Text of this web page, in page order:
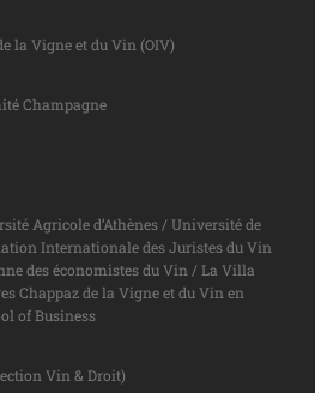
la Vigne et du Vin (OIV)
Champagne
Agricole d’Athènes / Université de
Internationale des Juristes du Vin
des économistes du Vin / La Villa
Chappaz de la Vigne et du Vin en
of Business
Vin & Droit)